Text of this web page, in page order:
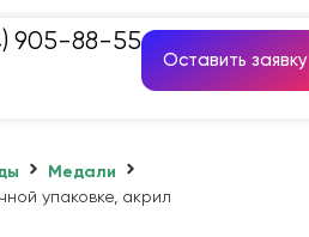
905-88-55
Оставить заявку
Медали
упаковке, акрил